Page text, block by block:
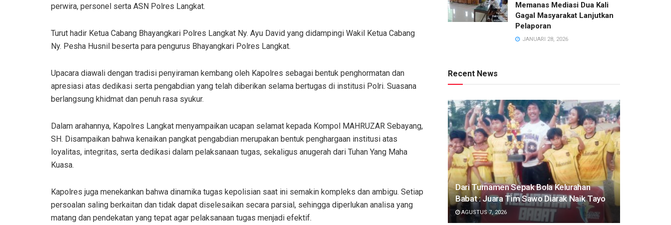
perwira, personel serta ASN Polres Langkat.
Turut hadir Ketua Cabang Bhayangkari Polres Langkat Ny. Ayu David yang didampingi Wakil Ketua Cabang
Ny. Pesha Husnil beserta para pengurus Bhayangkari Polres Langkat.
Upacara diawali dengan tradisi penyiraman kembang oleh Kapolres sebagai bentuk penghormatan dan
apresiasi atas dedikasi serta pengabdian yang telah diberikan selama bertugas di institusi Polri. Suasana
berlangsung khidmat dan penuh rasa syukur.
Dalam arahannya, Kapolres Langkat menyampaikan ucapan selamat kepada Kompol MAHRUZAR Sebayang,
SH. Disampaikan bahwa kenaikan pangkat pengabdian merupakan bentuk penghargaan institusi atas
loyalitas, integritas, serta dedikasi dalam pelaksanaan tugas, sekaligus anugerah dari Tuhan Yang Maha
Kuasa.
Kapolres juga menekankan bahwa dinamika tugas kepolisian saat ini semakin kompleks dan ambigu. Setiap
persoalan saling berkaitan dan tidak dapat diselesaikan secara parsial, sehingga diperlukan analisa yang
matang dan pendekatan yang tepat agar pelaksanaan tugas menjadi efektif.
Memanas Mediasi Dua Kali
Gagal Masyarakat Lanjutkan
Pelaporan
JANUARI 28, 2026
Recent News
Dari Turnamen Sepak Bola Kelurahan
Babat : Juara Tim Sawo Diarak Naik Tayo
AGUSTUS 7, 2026